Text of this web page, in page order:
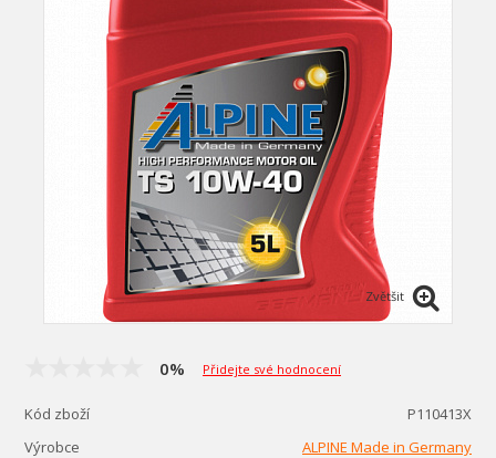
Zvětšit
0% Přidejte své hodnocení
Kód zboží
P110413X
Výrobce
ALPINE Made in Germany